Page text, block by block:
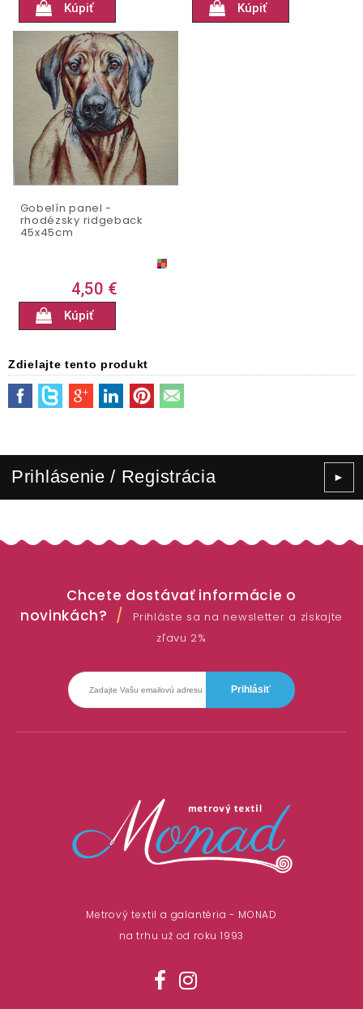
Kúpiť Kúpiť
Gobelín panel -
rhodézsky ridgeback
45x45cm
4,50 €
Kúpiť
Zdielajte tento produkt
Prihlásenie / Registrácia ►
Chcete dostávať informácie o
novinkách?
Prihláste sa na newsletter a získajte
zľavu 2%
Metrový textil a galantéria - MONAD
na trhu už od roku 1993